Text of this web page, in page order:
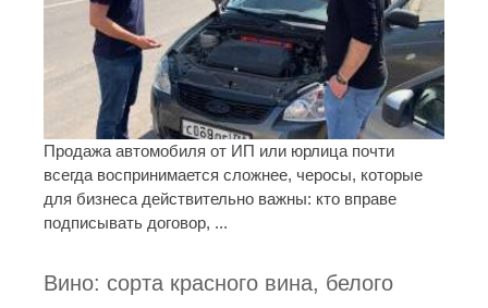
Продажа автомобиля от ИП или юрлица почти
всегда воспринимается сложнее, черосы, которые
для бизнеса действительно важны: кто вправе
подписывать договор, ...
Вино: сорта красного вина, белого